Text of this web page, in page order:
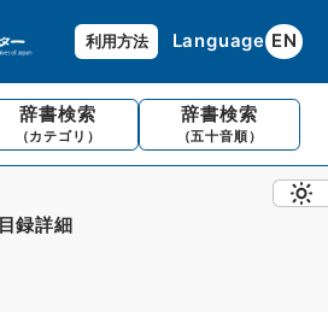
利用方法 Language EN
辞書検索
（カテゴリ）
辞書検索
（五十音順）
目録詳細